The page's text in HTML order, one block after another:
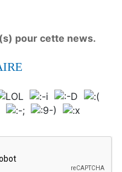
pour cette news.